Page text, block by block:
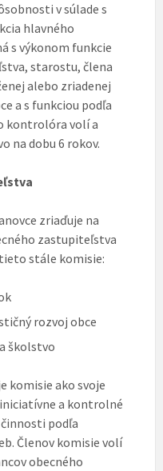
v súlade s
hlavného
s výkonom funkcie
starostu, člena
alebo zriadenej
a s funkciou podľa
kontrolóra volí a
na dobu 6 rokov.
zriaďuje na
zastupiteľstva
tieto stále komisie:
rozvoj obce
školstvo
komisie ako svoje
a kontrolné
podľa
Členov komisie volí
obecného